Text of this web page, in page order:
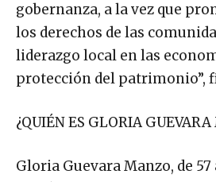
gobernanza, a la vez que
los derechos de las
liderazgo local en las
protección del patrimonio”,
¿QUIÉN ES GLORIA
Gloria Guevara Manzo, de 57